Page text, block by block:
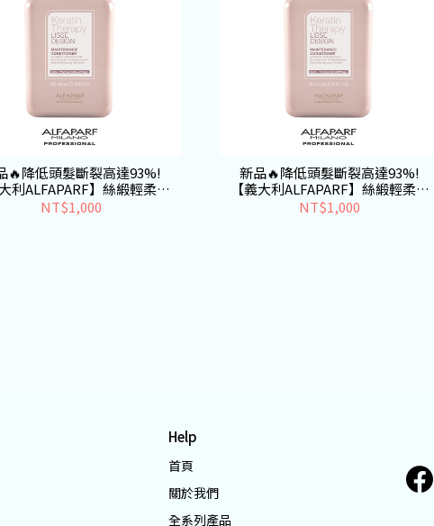
🔥降低頭髮斷裂高達93%!
大利ALFAPARF】絲緞輕柔修
護素
NT$1,000
新品🔥降低頭髮斷裂高達93%!
【義大利ALFAPARF】絲緞輕柔洗
髮精
NT$1,000
Help
首頁
關於我們
全系列產品